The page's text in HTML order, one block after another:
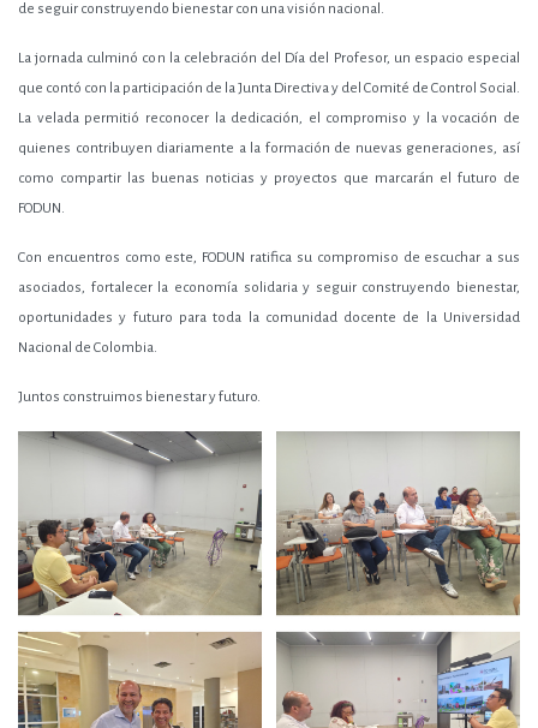
de seguir construyendo bienestar con una visión nacional.
La jornada culminó con la celebración del Día del Profesor, un espacio especial
que contó con la participación de la Junta Directiva y del Comité de Control Social.
La velada permitió reconocer la dedicación, el compromiso y la vocación de
quienes contribuyen diariamente a la formación de nuevas generaciones, así
como compartir las buenas noticias y proyectos que marcarán el futuro de
FODUN.
Con encuentros como este, FODUN ratifica su compromiso de escuchar a sus
asociados, fortalecer la economía solidaria y seguir construyendo bienestar,
oportunidades y futuro para toda la comunidad docente de la Universidad
Nacional de Colombia.
Juntos construimos bienestar y futuro.